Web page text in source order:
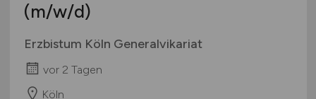
(m/w/d)
Erzbistum Köln Generalvikariat
vor 2 Tagen
Köln